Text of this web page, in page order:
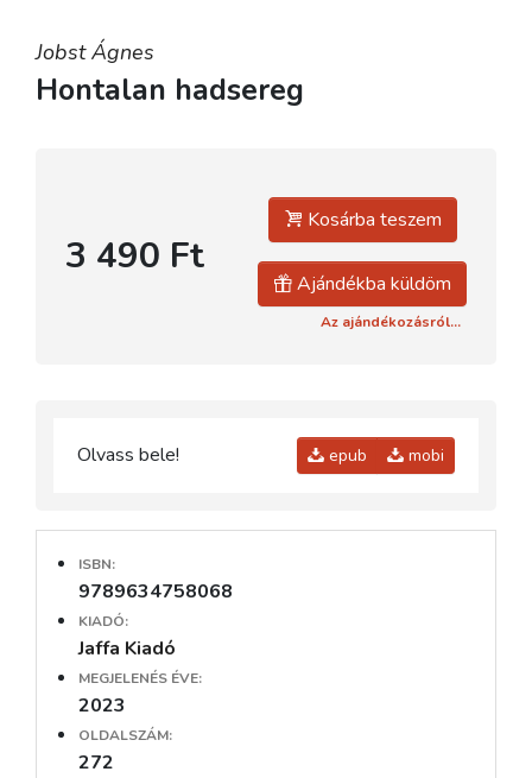
Jobst Ágnes
Hontalan hadsereg
3 490 Ft
Kosárba teszem
Ajándékba küldöm
Az ajándékozásról...
Olvass bele! epub mobi
ISBN:
9789634758068
KIADÓ:
Jaffa Kiadó
MEGJELENÉS ÉVE:
2023
OLDALSZÁM:
272